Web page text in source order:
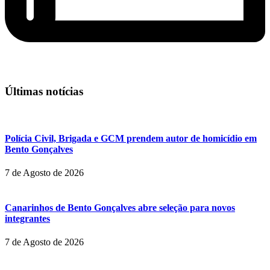
Últimas notícias
Polícia Civil, Brigada e GCM prendem autor de homicídio em
Bento Gonçalves
7 de Agosto de 2026
Canarinhos de Bento Gonçalves abre seleção para novos
integrantes
7 de Agosto de 2026